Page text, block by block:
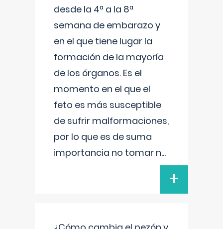
desde la 4ª a la 8ª
semana de embarazo y
en el que tiene lugar la
formación de la mayoría
de los órganos. Es el
momento en el que el
feto es más susceptible
de sufrir malformaciones,
por lo que es de suma
importancia no tomar n...
+